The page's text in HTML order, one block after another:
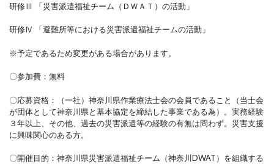
研修Ⅲ 「災害派遣福祉チーム（ＤＷＡＴ）の活動」
研修Ⅳ 「避難所等における災害派遣福祉チームの活動」
※予定であるため変更がある場合があります。
〇参加費：無料
〇応募資格：（一社）神奈川県作業療法士会の会員であること（当士会
が団体として神奈川県と基本協定を締結した事業である為）。実務経験
３年以上、その他、過去の災害派遣等の経験の有無は問わず。災害支援
に興味関心のある方。
〇開催目的：神奈川県災害派遣福祉チーム（神奈川DWAT）を組織する